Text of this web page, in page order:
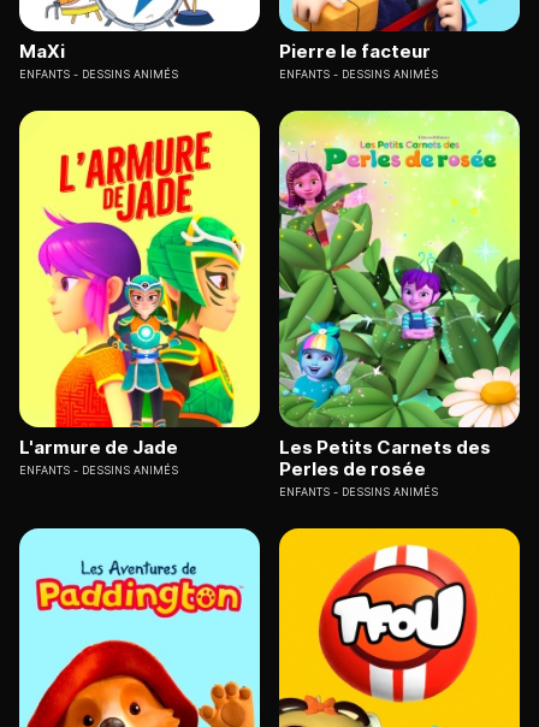
MaXi
ENFANTS DESSINS ANIMÉS
Pierre le facteur
ENFANTS DESSINS ANIMÉS
L'armure de Jade
ENFANTS DESSINS ANIMÉS
Les Petits Carnets des
Perles de rosée
ENFANTS DESSINS ANIMÉS